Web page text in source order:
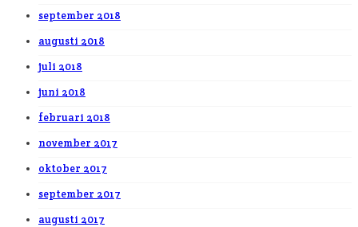
september 2018
augusti 2018
juli 2018
juni 2018
februari 2018
november 2017
oktober 2017
september 2017
augusti 2017